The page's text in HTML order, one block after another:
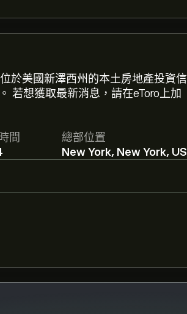
於美國新澤西州的本土房地產投資信
若想獲取最新消息，請在eToro上加
間
總部位置
New York, New York, US
eToro 以取得詳細的分析師預測及目
持有。